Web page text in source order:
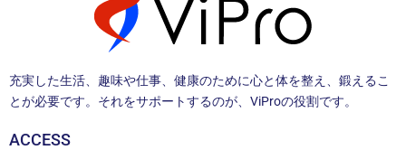
充実した生活、趣味や仕事、健康のために心と体を整え、鍛えるこ
とが必要です。それをサポートするのが、ViProの役割です。
ACCESS